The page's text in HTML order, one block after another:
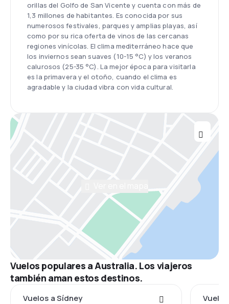
orillas del Golfo de San Vicente y cuenta con más de
1,3 millones de habitantes. Es conocida por sus
numerosos festivales, parques y amplias playas, así
como por su rica oferta de vinos de las cercanas
regiones vinícolas. El clima mediterráneo hace que
los inviernos sean suaves (10-15 °C) y los veranos
calurosos (25-35 °C). La mejor época para visitarla
es la primavera y el otoño, cuando el clima es
agradable y la ciudad vibra con vida cultural.
Vuelos populares a Australia. Los viajeros
también aman estos destinos.
Vuelos a Sídney